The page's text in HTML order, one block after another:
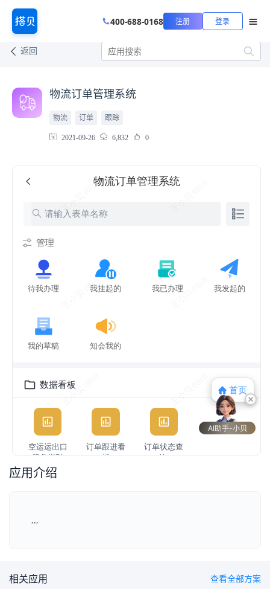
400-688-0168 注册 登录
返回
物流订单管理系统
物流 订单 跟踪
2021-09-26 6,832 0
应用介绍
,,,
相关应用 查看全部方案